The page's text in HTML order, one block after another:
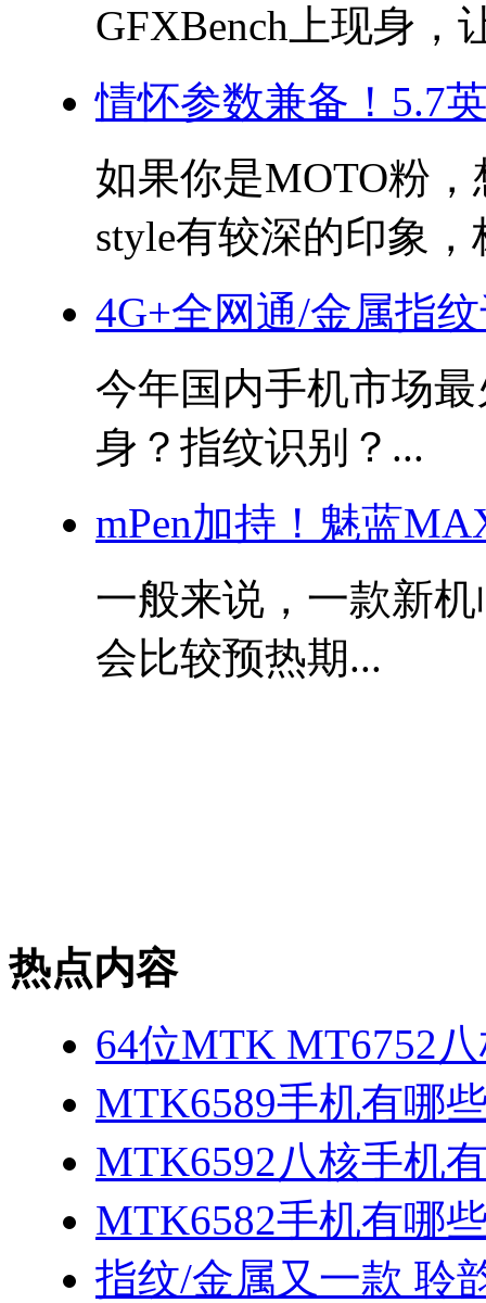
GFXBench上现身，
情怀参数兼备！5.7
如果你是MOTO粉
style有较深的印象，
4G+全网通/金属指
今年国内手机市场
身？指纹识别？...
mPen加持！魅蓝
一般来说，一款新
会比较预热期...
热点内容
64位MTK MT6752
MTK6589手机有哪
MTK6592八核手机
MTK6582手机有哪
指纹/金属又一款 聆